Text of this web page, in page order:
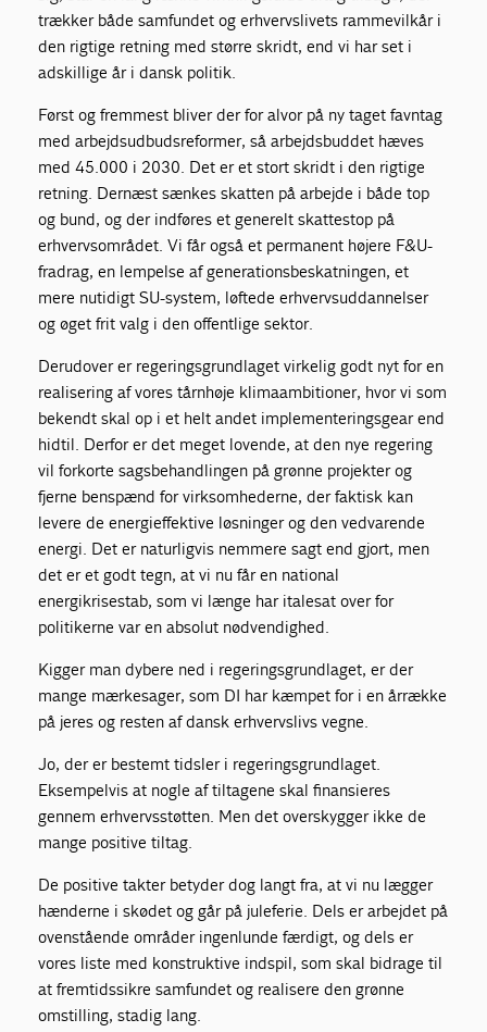
trækker både samfundet og erhvervslivets rammevilkår i
den rigtige retning med større skridt, end vi har set i
adskillige år i dansk politik.
Først og fremmest bliver der for alvor på ny taget favntag
med arbejdsudbudsreformer, så arbejdsbuddet hæves
med 45.000 i 2030. Det er et stort skridt i den rigtige
retning. Dernæst sænkes skatten på arbejde i både top
og bund, og der indføres et generelt skattestop på
erhvervsområdet. Vi får også et permanent højere F&U-
fradrag, en lempelse af generationsbeskatningen, et
mere nutidigt SU-system, løftede erhvervsuddannelser
og øget frit valg i den offentlige sektor.
Derudover er regeringsgrundlaget virkelig godt nyt for en
realisering af vores tårnhøje klimaambitioner, hvor vi som
bekendt skal op i et helt andet implementeringsgear end
hidtil. Derfor er det meget lovende, at den nye regering
vil forkorte sagsbehandlingen på grønne projekter og
fjerne benspænd for virksomhederne, der faktisk kan
levere de energieffektive løsninger og den vedvarende
energi. Det er naturligvis nemmere sagt end gjort, men
det er et godt tegn, at vi nu får en national
energikrisestab, som vi længe har italesat over for
politikerne var en absolut nødvendighed.
Kigger man dybere ned i regeringsgrundlaget, er der
mange mærkesager, som DI har kæmpet for i en årrække
på jeres og resten af dansk erhvervslivs vegne.
Jo, der er bestemt tidsler i regeringsgrundlaget.
Eksempelvis at nogle af tiltagene skal finansieres
gennem erhvervsstøtten. Men det overskygger ikke de
mange positive tiltag.
De positive takter betyder dog langt fra, at vi nu lægger
hænderne i skødet og går på juleferie. Dels er arbejdet på
ovenstående områder ingenlunde færdigt, og dels er
vores liste med konstruktive indspil, som skal bidrage til
at fremtidssikre samfundet og realisere den grønne
omstilling, stadig lang.